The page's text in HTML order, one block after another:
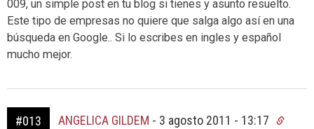
009, un simple post en tu blog si tienes y asunto resuelto.
Este tipo de empresas no quiere que salga algo así en una
búsqueda en Google.. Si lo escribes en ingles y español
mucho mejor.
#013 ANGELICA GILDEM - 3 agosto 2011 - 13:17